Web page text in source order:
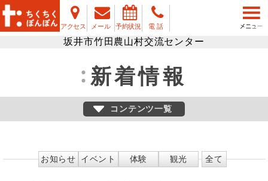
アクセス メール 予約状況 電 話
坂井市竹田農山村交流センター
新着情報
コンテンツ一覧
お知らせ イベント 体験 観光 全て